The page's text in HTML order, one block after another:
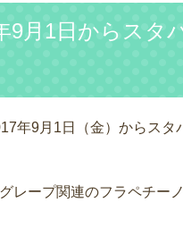
9月1日からスタ
年9月1日（金）からスタ
レープ関連のフラペチー